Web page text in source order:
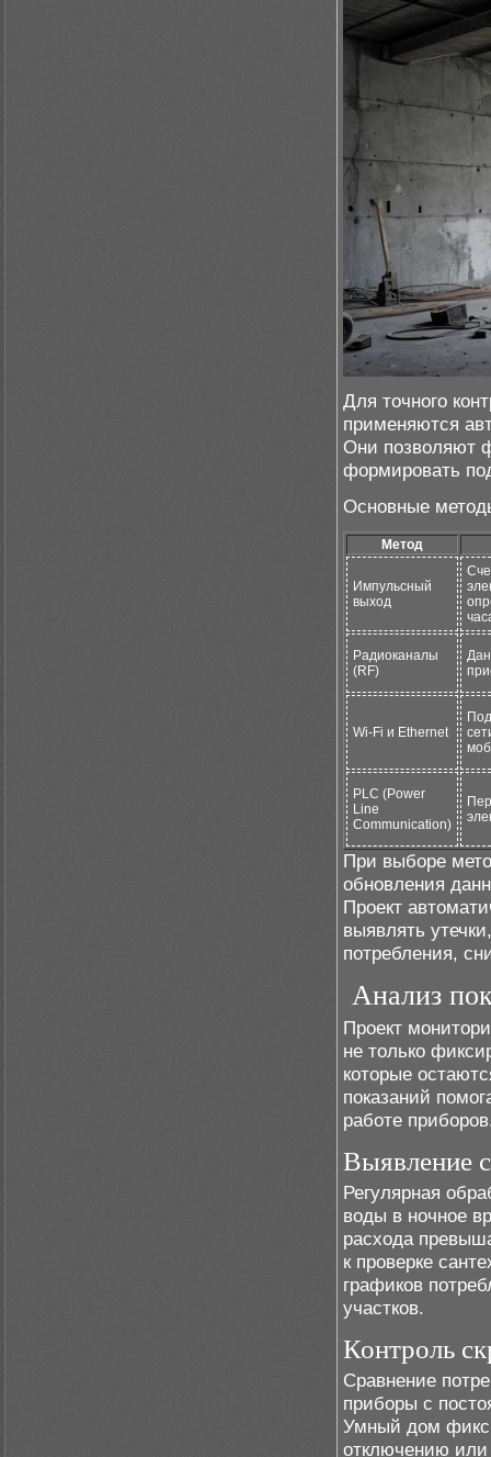
Для точного
применяются
Они позволяют
формировать
Основные
Метод
Импульсный
выход
Радиоканалы
(RF)
Wi-Fi и Ethernet
PLC (Power
Line
Communication)
При выборе
обновления
Проект
выявлять
потребления,
Анализ
Проект
не только
которые
показаний
работе
Выявление
Регулярная
воды в ночное
расхода
к проверке
графиков
участков.
Контроль
Сравнение
приборы с
Умный дом
отключению или